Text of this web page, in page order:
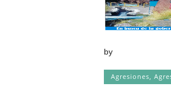
by
Agresiones,